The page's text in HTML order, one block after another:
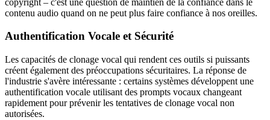
contenu audio quand on ne peut plus faire confiance à nos oreilles.
Authentification Vocale et Sécurité
Les capacités de clonage vocal qui rendent ces outils si puissants
créent également des préoccupations sécuritaires. La réponse de
l'industrie s'avère intéressante : certains systèmes développent une
authentification vocale utilisant des prompts vocaux changeant
rapidement pour prévenir les tentatives de clonage vocal non
autorisées.